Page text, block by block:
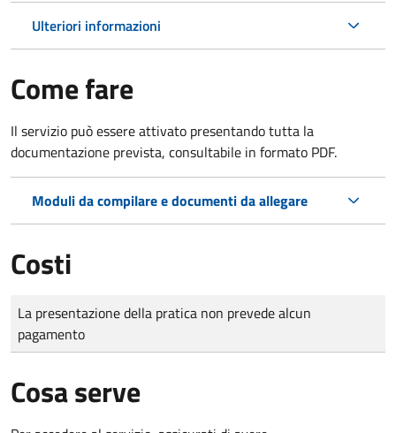
Ulteriori informazioni
Come fare
Il servizio può essere attivato presentando tutta la
documentazione prevista, consultabile in formato PDF.
Moduli da compilare e documenti da allegare
Costi
Tipo di pagamento
Importo
La presentazione della pratica non prevede alcun
pagamento
Cosa serve